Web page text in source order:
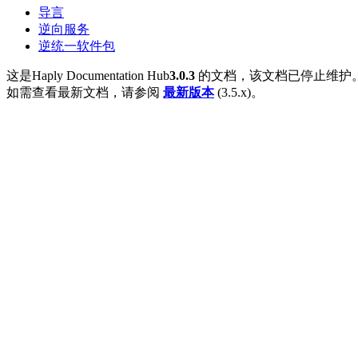
导言
逆向服务
逆统一软件包
这是Haply Documentation Hub3.0.3 的文档，该文档已停止维护
如需查看最新文档，请参阅 最新版本(3.5.x)。